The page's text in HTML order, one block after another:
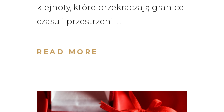
klejnoty, które przekraczają granice
czasu i przestrzeni.
READ MORE